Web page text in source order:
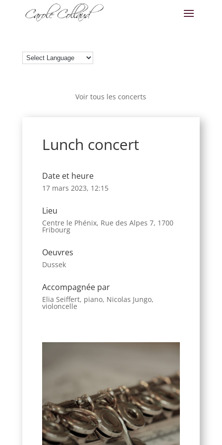
Voir tous les concerts
Lunch concert
Date et heure
17 mars 2023, 12:15
Lieu
Centre le Phénix, Rue des Alpes 7, 1700
Fribourg
Oeuvres
Dussek
Accompagnée par
Elia Seiffert, piano, Nicolas Jungo,
violoncelle